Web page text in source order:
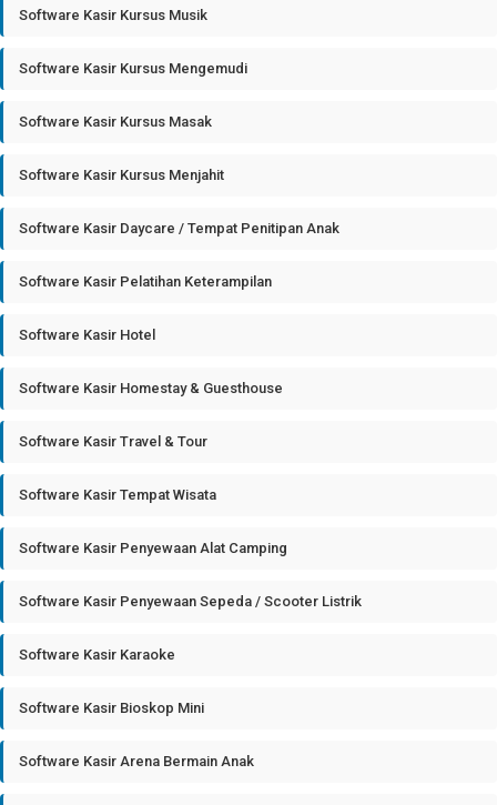
Software Kasir Kursus Musik
Software Kasir Kursus Mengemudi
Software Kasir Kursus Masak
Software Kasir Kursus Menjahit
Software Kasir Daycare / Tempat Penitipan Anak
Software Kasir Pelatihan Keterampilan
Software Kasir Hotel
Software Kasir Homestay & Guesthouse
Software Kasir Travel & Tour
Software Kasir Tempat Wisata
Software Kasir Penyewaan Alat Camping
Software Kasir Penyewaan Sepeda / Scooter Listrik
Software Kasir Karaoke
Software Kasir Bioskop Mini
Software Kasir Arena Bermain Anak